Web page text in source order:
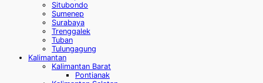
Situbondo
Sumenep
Surabaya
Trenggalek
Tuban
Tulungagung
Kalimantan
Kalimantan Barat
Pontianak